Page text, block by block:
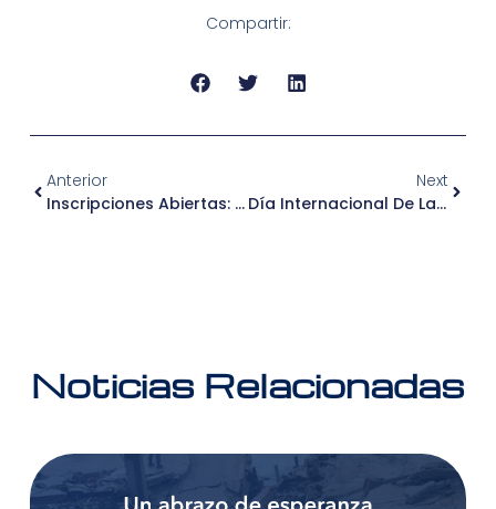
Compartir:
Anterior
Inscripciones Abiertas: Conferencia Gratuita Sobre Crianza Y Educación Emocional Para Padres En Alto Salaverry
Next
Día Internacional De La Felicidad: Sesuveca Revoluciona El Clima Laboral Con Jornadas De Risoterapia
Noticias Relacionadas